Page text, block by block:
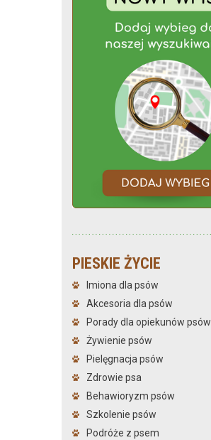
PIESKIE ŻYCIE
Imiona dla psów
Akcesoria dla psów
Porady dla opiekunów psów
Żywienie psów
Pielęgnacja psów
Zdrowie psa
Behawioryzm psów
Szkolenie psów
Podróże z psem